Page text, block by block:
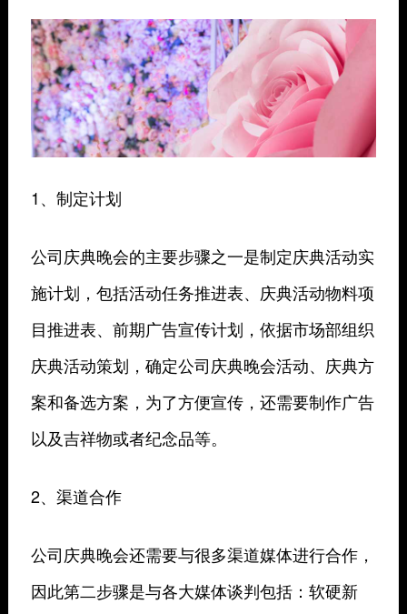
1、制定计划
公司庆典晚会的主要步骤之一是制定庆典活动实
施计划，包括活动任务推进表、庆典活动物料项
目推进表、前期广告宣传计划，依据市场部组织
庆典活动策划，确定公司庆典晚会活动、庆典方
案和备选方案，为了方便宣传，还需要制作广告
以及吉祥物或者纪念品等。
2、渠道合作
公司庆典晚会还需要与很多渠道媒体进行合作，
因此第二步骤是与各大媒体谈判包括：软硬新